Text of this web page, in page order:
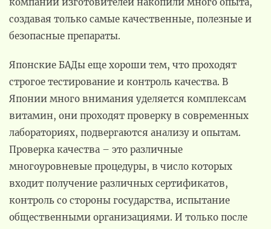
создавая только самые качественные, полезные и
безопасные препараты.
Японские БАДы еще хороши тем, что проходят
строгое тестирование и контроль качества. В
Японии много внимания уделяется комплексам
витамин, они проходят проверку в современных
лабораториях, подвергаются анализу и опытам.
Проверка качества – это различные
многоуровневые процедуры, в число которых
входит получение различных сертификатов,
контроль со стороны государства, испытание
общественными организациями. И только после